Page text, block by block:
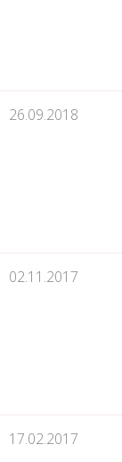
26.09.2018
02.11.2017
17.02.2017